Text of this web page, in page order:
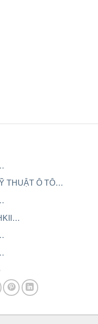
THUẬT Ô TÔ…